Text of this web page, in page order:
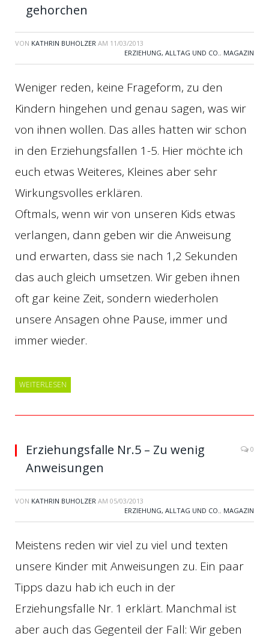
gehorchen
VON KATHRIN BUHOLZER AM 11/03/2013
ERZIEHUNG, ALLTAG UND CO., MAGAZIN
Weniger reden, keine Frageform, zu den
Kindern hingehen und genau sagen, was wir
von ihnen wollen. Das alles hatten wir schon
in den Erziehungsfallen 1-5. Hier möchte ich
euch etwas Weiteres, Kleines aber sehr
Wirkungsvolles erklären.
Oftmals, wenn wir von unseren Kids etwas
verlangen, dann geben wir die Anweisung
und erwarten, dass sie nach 1,2 Sekunden
das auch gleich umsetzen. Wir geben ihnen
oft gar keine Zeit, sondern wiederholen
unsere Ansagen ohne Pause, immer und
immer wieder.
WEITERLESEN
Erziehungsfalle Nr.5 – Zu wenig
Anweisungen
0
VON KATHRIN BUHOLZER AM 05/03/2013
ERZIEHUNG, ALLTAG UND CO. , MAGAZIN
Meistens reden wir viel zu viel und texten
unsere Kinder mit Anweisungen zu. Ein paar
Tipps dazu hab ich euch in der
Erziehungsfalle Nr. 1 erklärt. Manchmal ist
aber auch das Gegenteil der Fall: Wir geben